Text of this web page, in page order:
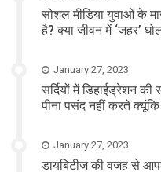
सोशल मीडिया युवाओं के
है? क्या जीवन में ‘जहर’
January 27, 2023
सर्दियों में डिहाईड्रेशन की
पीना पसंद नहीं करते क्यूंकि
January 27, 2023
डायबिटीज की वजह से